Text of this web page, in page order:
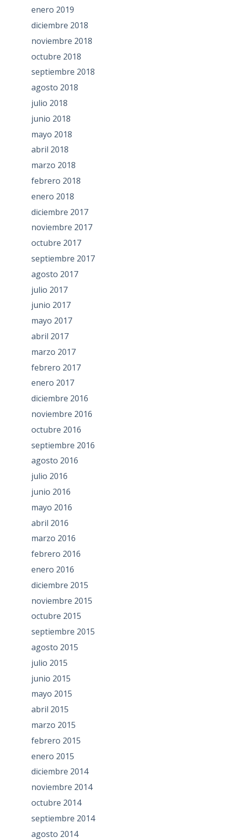
enero 2019
diciembre 2018
noviembre 2018
octubre 2018
septiembre 2018
agosto 2018
julio 2018
junio 2018
mayo 2018
abril 2018
marzo 2018
febrero 2018
enero 2018
diciembre 2017
noviembre 2017
octubre 2017
septiembre 2017
agosto 2017
julio 2017
junio 2017
mayo 2017
abril 2017
marzo 2017
febrero 2017
enero 2017
diciembre 2016
noviembre 2016
octubre 2016
septiembre 2016
agosto 2016
julio 2016
junio 2016
mayo 2016
abril 2016
marzo 2016
febrero 2016
enero 2016
diciembre 2015
noviembre 2015
octubre 2015
septiembre 2015
agosto 2015
julio 2015
junio 2015
mayo 2015
abril 2015
marzo 2015
febrero 2015
enero 2015
diciembre 2014
noviembre 2014
octubre 2014
septiembre 2014
agosto 2014